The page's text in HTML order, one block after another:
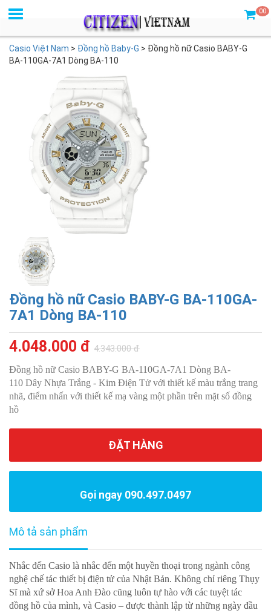
00
Casio Việt Nam > Đồng hồ Baby-G > Đồng hồ nữ Casio BABY-G
BA-110GA-7A1 Dòng BA-110
Đồng hồ nữ Casio BABY-G BA-110GA-
7A1 Dòng BA-110
4.048.000 đ 4.343.000 đ
Đồng hồ nữ Casio BABY-G BA-110GA-7A1 Dòng BA-
110 Dây Nhựa Trắng - Kim Điện Tử với thiết kế màu trắng trang
nhã, điểm nhấn với thiết kế mạ vàng một phần trên mặt số đồng
hồ
ĐẶT HÀNG
Gọi ngay 090.497.0497
Mô tả sản phẩm
Nhắc đến Casio là nhắc đến một huyền thoại trong ngành công
nghệ chế tác thiết bị điện tử của Nhật Bản. Không chỉ riêng Thụy
Sĩ mà xứ sở Hoa Anh Đào cũng luôn tự hào với các tuyệt tác
đồng hồ của mình, và Casio – được thành lập từ những ngày đầu